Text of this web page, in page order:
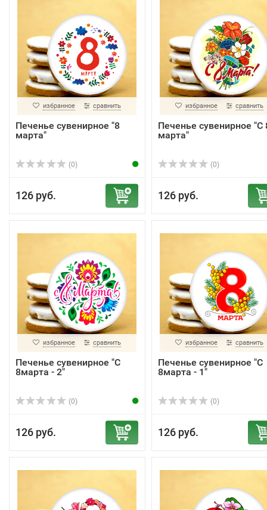
избранное сравнить
Печенье сувенирное "8
марта"
(0)
126 руб.
избранное сравнить
Печенье сувенирное "С
марта"
(0)
126 руб.
избранное сравнить
Печенье сувенирное "С
8марта - 2"
(0)
126 руб.
избранное сравнить
Печенье сувенирное "С
8марта - 1"
(0)
126 руб.